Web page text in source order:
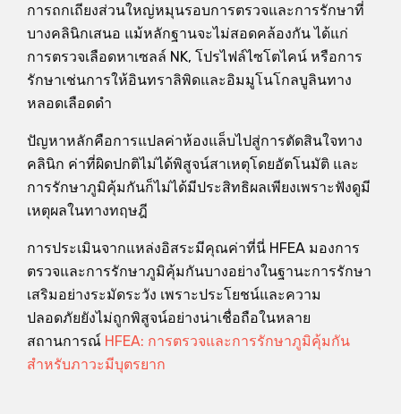
การถกเถียงส่วนใหญ่หมุนรอบการตรวจและการรักษาที่
บางคลินิกเสนอ แม้หลักฐานจะไม่สอดคล้องกัน ได้แก่
การตรวจเลือดหาเซลล์ NK, โปรไฟล์ไซโตไคน์ หรือการ
รักษาเช่นการให้อินทราลิพิดและอิมมูโนโกลบูลินทาง
หลอดเลือดดำ
ปัญหาหลักคือการแปลค่าห้องแล็บไปสู่การตัดสินใจทาง
คลินิก ค่าที่ผิดปกติไม่ได้พิสูจน์สาเหตุโดยอัตโนมัติ และ
การรักษาภูมิคุ้มกันก็ไม่ได้มีประสิทธิผลเพียงเพราะฟังดูมี
เหตุผลในทางทฤษฎี
การประเมินจากแหล่งอิสระมีคุณค่าที่นี่ HFEA มองการ
ตรวจและการรักษาภูมิคุ้มกันบางอย่างในฐานะการรักษา
เสริมอย่างระมัดระวัง เพราะประโยชน์และความ
ปลอดภัยยังไม่ถูกพิสูจน์อย่างน่าเชื่อถือในหลาย
สถานการณ์ HFEA: การตรวจและการรักษาภูมิคุ้มกัน
สำหรับภาวะมีบุตรยาก